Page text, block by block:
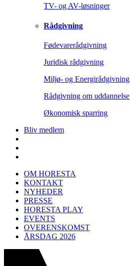
TV- og AV-løsninger
Rådgivning
Fødevarerådgivning
Juridisk rådgivning
Miljø- og Energirådgivning
Rådgivning om uddannelse
Økonomisk sparring
Bliv medlem
OM HORESTA
KONTAKT
NYHEDER
PRESSE
HORESTA PLAY
EVENTS
OVERENSKOMST
ÅRSDAG 2026